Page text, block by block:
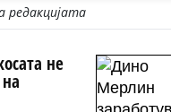
редакцијата
не